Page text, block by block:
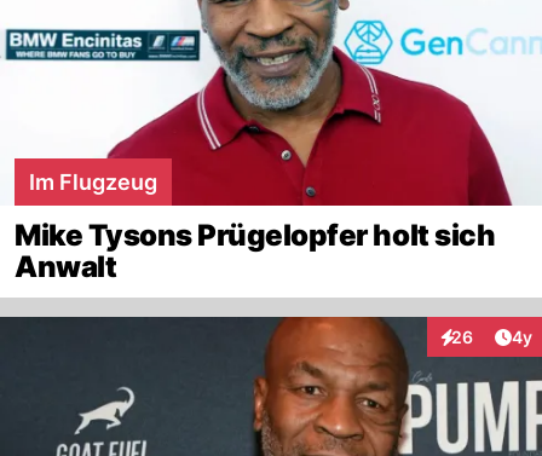
Im Flugzeug
Mike Tysons Prügelopfer holt sich
Anwalt
26
Interaktionen
4y